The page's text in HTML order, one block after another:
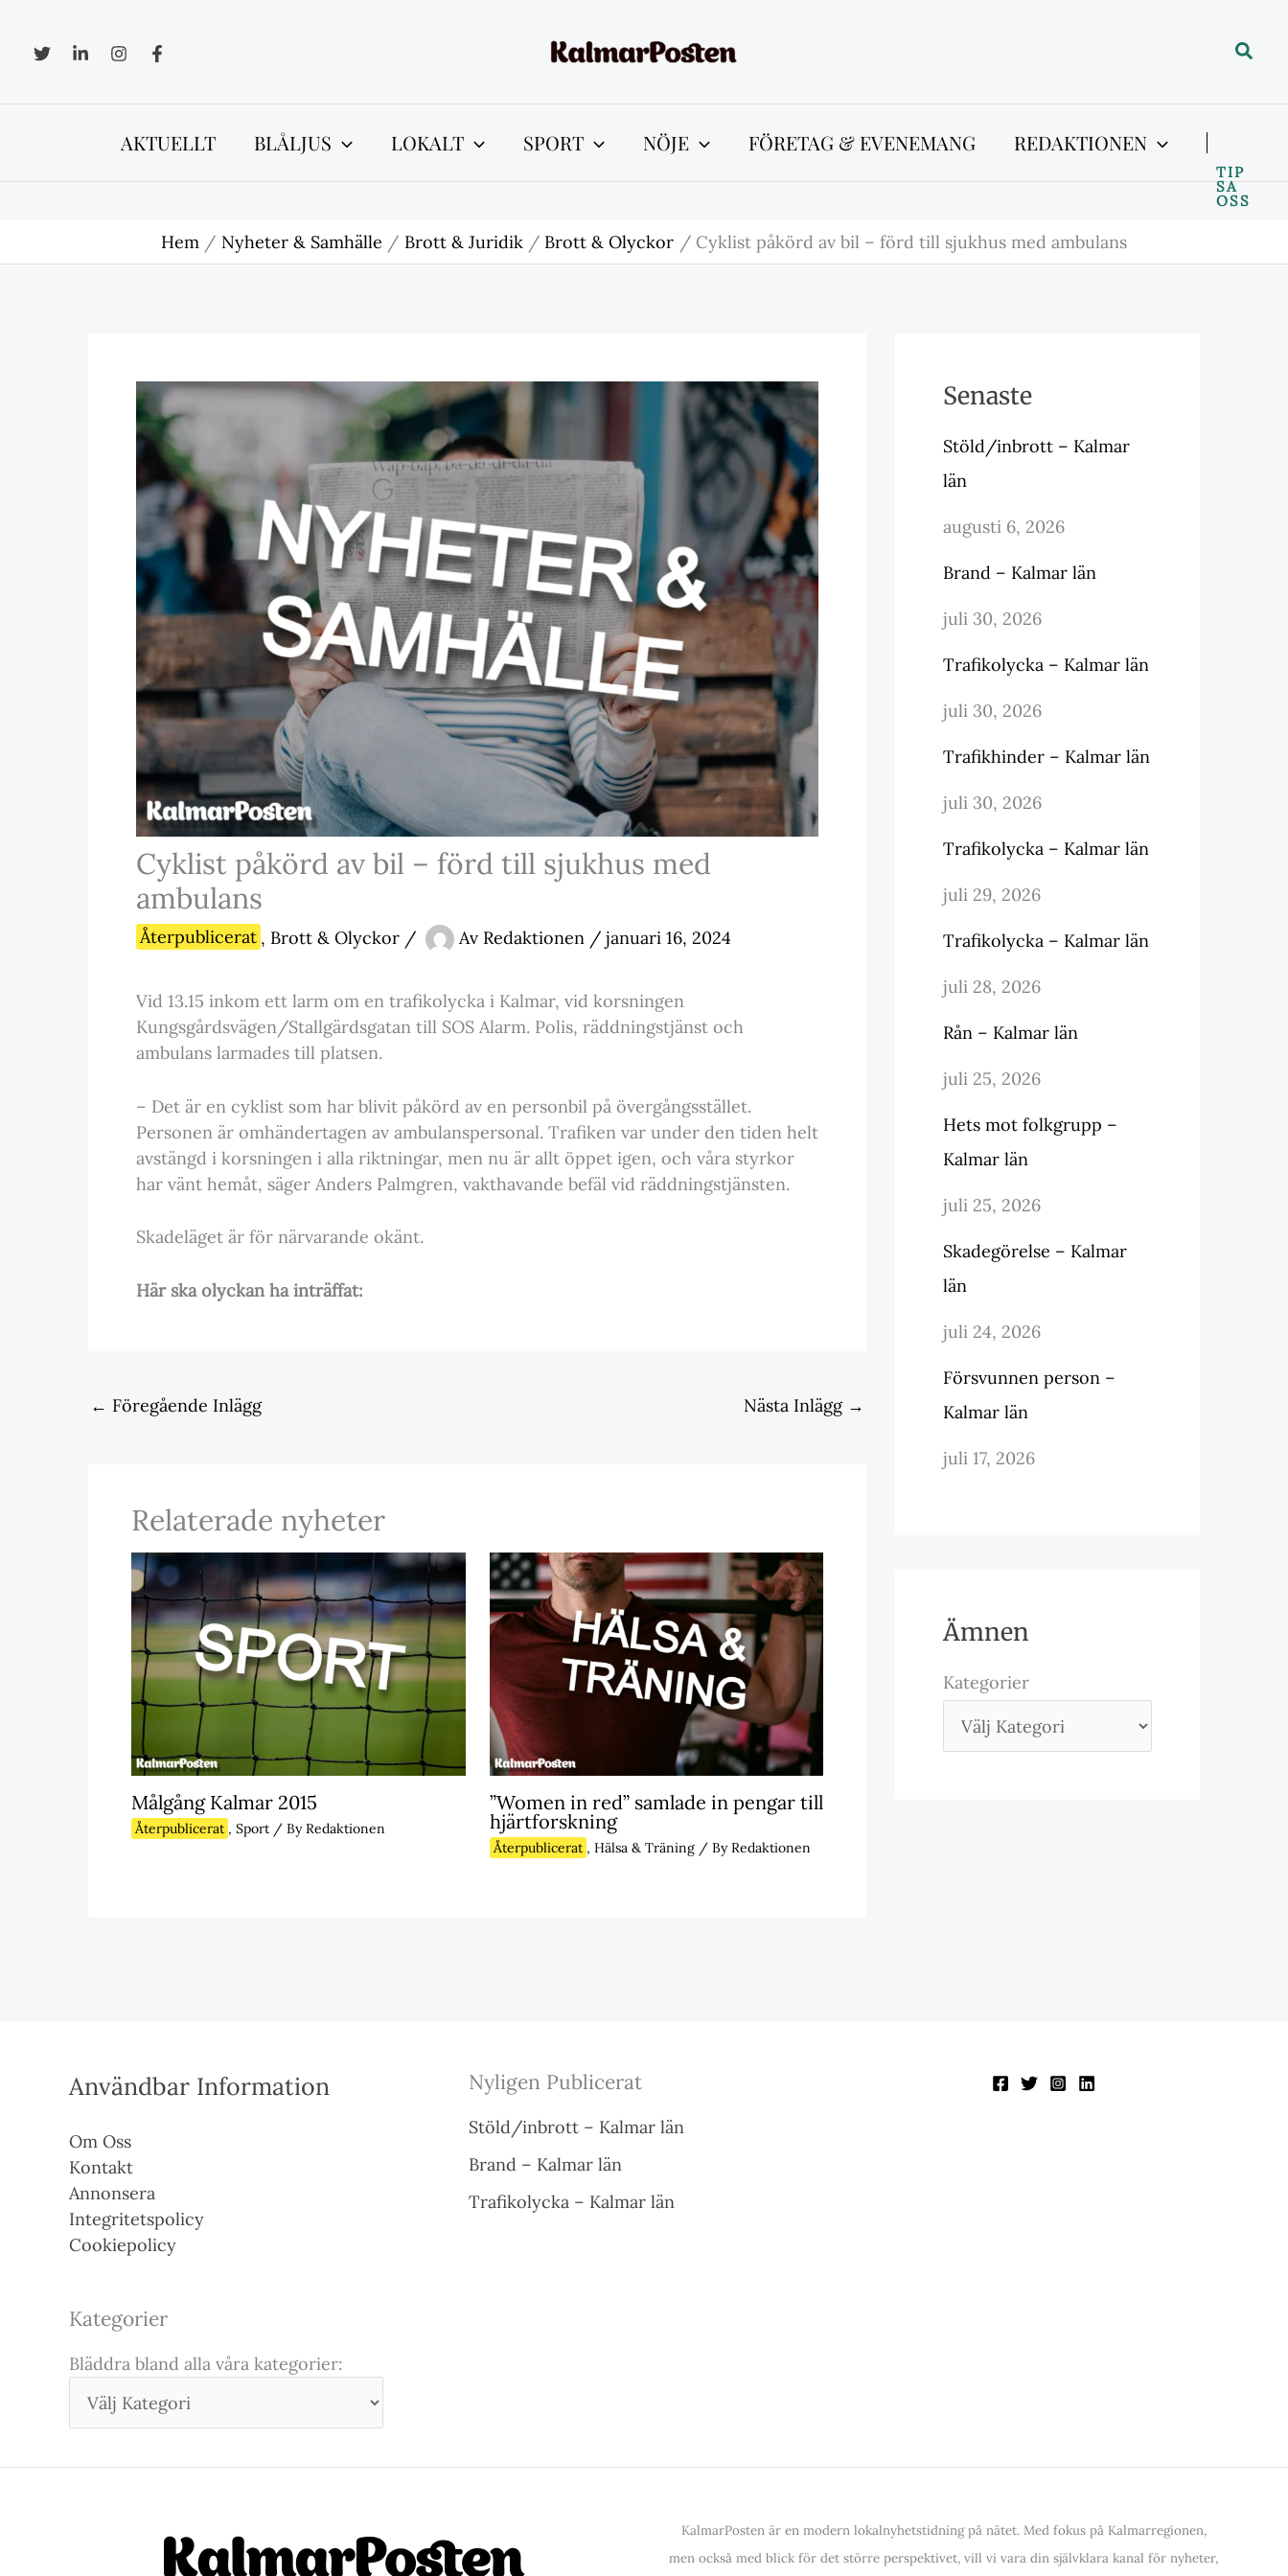
innehåll
Sök
AKTUELLT BLÅLJUS LOKALT SPORT NÖJE FÖRETAG & EVENEMANG REDAKTIONEN
TIP
SA
OSS
Hem Nyheter & Samhälle Brott & Juridik Brott & Olyckor Cyklist påkörd av bil – förd till sjukhus med ambulans
Cyklist påkörd av bil – förd till sjukhus med
ambulans
Återpublicerat , Brott & Olyckor / Av Redaktionen / januari 16, 2024
Vid 13.15 inkom ett larm om en trafikolycka i Kalmar, vid korsningen
Kungsgårdsvägen/Stallgärdsgatan till SOS Alarm. Polis, räddningstjänst och
ambulans larmades till platsen.
– Det är en cyklist som har blivit påkörd av en personbil på övergångsstället.
Personen är omhändertagen av ambulanspersonal. Trafiken var under den tiden helt
avstängd i korsningen i alla riktningar, men nu är allt öppet igen, och våra styrkor
har vänt hemåt, säger Anders Palmgren, vakthavande befäl vid räddningstjänsten.
Skadeläget är för närvarande okänt.
Här ska olyckan ha inträffat:
← Föregående Inlägg Nästa Inlägg →
Relaterade nyheter
Målgång Kalmar 2015
Återpublicerat , Sport / ByRedaktionen
”Women in red” samlade in pengar till
hjärtforskning
Återpublicerat , Hälsa & Träning/ ByRedaktionen
Senaste
Stöld/inbrott – Kalmar
län
augusti 6, 2026
Brand – Kalmar län
juli 30, 2026
Trafikolycka – Kalmar län
juli 30, 2026
Trafikhinder – Kalmar län
juli 30, 2026
Trafikolycka – Kalmar län
juli 29, 2026
Trafikolycka – Kalmar län
juli 28, 2026
Rån – Kalmar län
juli 25, 2026
Hets mot folkgrupp –
Kalmar län
juli 25, 2026
Skadegörelse – Kalmar
län
juli 24, 2026
Försvunnen person –
Kalmar län
juli 17, 2026
Ämnen
Kategorier
Användbar Information
Om Oss
Kontakt
Annonsera
Integritetspolicy
Cookiepolicy
Kategorier
Bläddra bland alla våra kategorier:
Nyligen Publicerat
Stöld/inbrott – Kalmar län
Brand – Kalmar län
Trafikolycka – Kalmar län
KalmarPosten är en modern lokalnyhetstidning på nätet. Med fokus på Kalmarregionen,
men också med blick för det större perspektivet, vill vi vara din självklara kanal för nyheter,